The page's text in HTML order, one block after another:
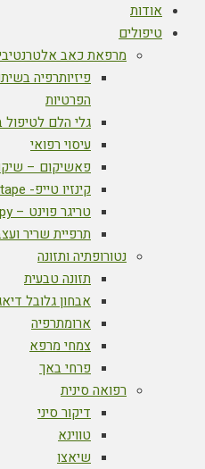
אודות
טיפולים
מרפאת כאב
פיזיותרפיה
הפרטיות
גלי הלם
עיסוי רפואי
פאשיקום –
קינזיו טייפ- kinesio tape
טריגר פוינט – trigger point therapy
תרפיית שריר
נטורופתיה ותזונה
תזונה טבעית
אבחון גלובל
ארומתרפיה
צמחי מרפא
פרחי באך
רפואה סינית
דיקור סיני
טווינא
שיאצו